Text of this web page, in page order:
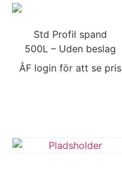
Std Profil spand
500L – Uden beslag
ÅF login för att se pris